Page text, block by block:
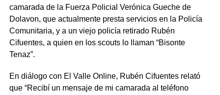
camarada de la Fuerza Policial Verónica Gueche de
Dolavon, que actualmente presta servicios en la Policía
Comunitaria, y a un viejo policía retirado Rubén
Cifuentes, a quien en los scouts lo llaman “Bisonte
Tenaz”.
En diálogo con El Valle Online, Rubén Cifuentes relató
que “Recibí un mensaje de mi camarada al teléfono